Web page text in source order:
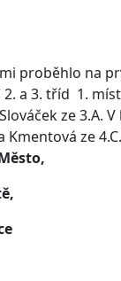
proběhlo na
a 3. tříd 1.
ze 3.A.
Kmentová ze